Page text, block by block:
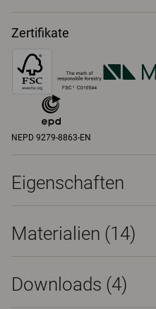
Zertifikate
NEPD 9279-8863-EN
Eigenschaften
Materialien (14)
Downloads (4)